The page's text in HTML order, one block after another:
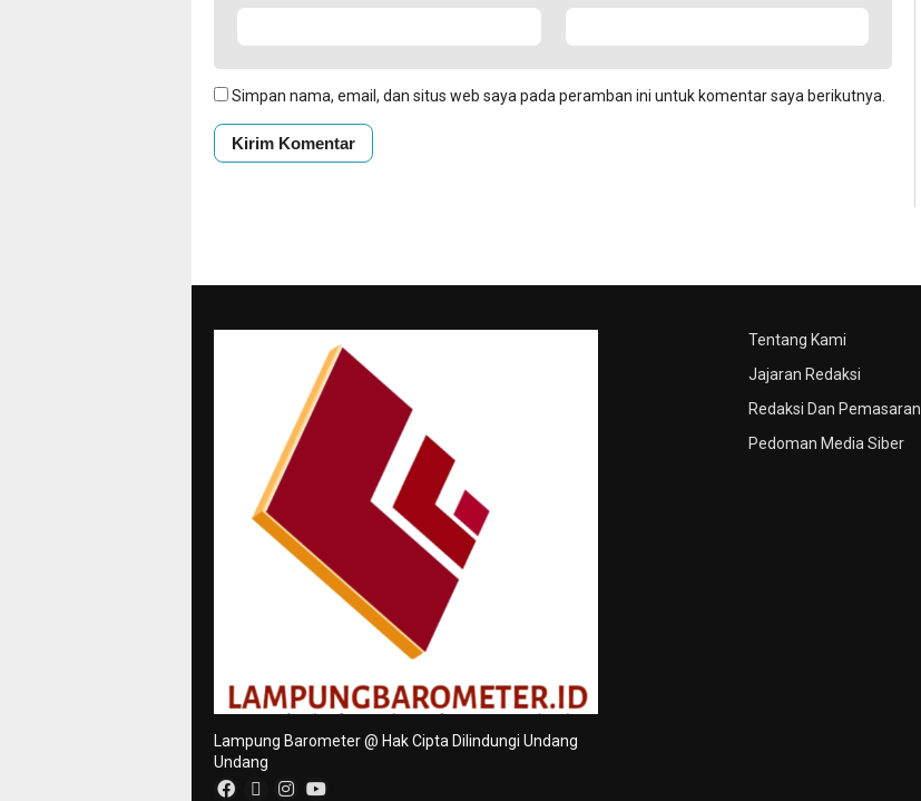
Simpan nama, email, dan situs web saya pada peramban ini untuk komentar saya berikutnya.
Tentang Kami
Jajaran Redaksi
Redaksi Dan Pemasaran
Pedoman Media Siber
Lampung Barometer @ Hak Cipta Dilindungi Undang
Undang